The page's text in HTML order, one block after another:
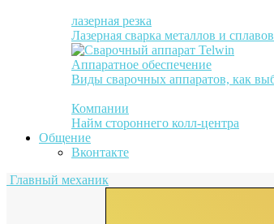
лазерная резка
Лазерная сварка металлов и
Аппаратное обеспечение
Виды сварочных аппаратов, как
Компании
Найм стороннего колл-центра
Общение
Вконтакте
Главный механик